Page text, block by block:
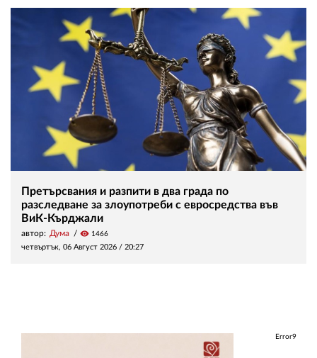
Претърсвания и разпити в два града по
разследване за злоупотреби с евросредства във
ВиК-Кърджали
автор: Дума visibility 1466
четвъртък, 06 Август 2026 / 20:27
Error9